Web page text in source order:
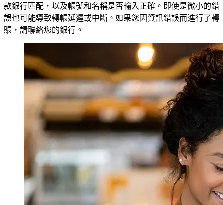
款銀行匹配，以及帳號和名稱是否輸入正確。即使是微小的錯
誤也可能導致轉帳延遲或中斷。如果您因資訊錯誤而進行了轉
賬，請聯絡您的銀行。